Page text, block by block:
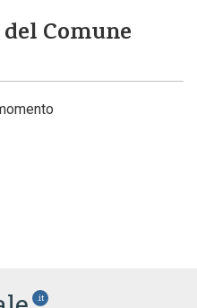
Comune
.it